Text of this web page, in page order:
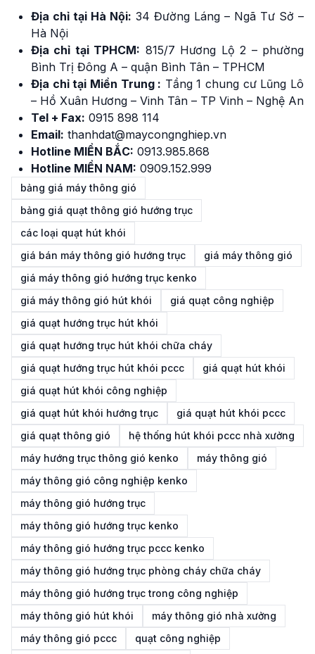
Địa chỉ tại Hà Nội: 34 Đường Láng – Ngã Tư Sở –
Hà Nội
Địa chỉ tại TPHCM: 815/7 Hương Lộ 2 – phường
Bình Trị Đông A – quận Bình Tân – TPHCM
Địa chỉ tại Miền Trung : Tầng 1 chung cư Lũng Lô
– Hồ Xuân Hương – Vinh Tân – TP Vinh – Nghệ An
Tel + Fax: 0915 898 114
Email: thanhdat@maycongnghiep.vn
Hotline MIỀN BẮC: 0913.985.868
Hotline MIỀN NAM: 0909.152.999
bảng giá máy thông gió
bảng giá quạt thông gió hướng trục
các loại quạt hút khói
giá bán máy thông gió hướng trục
giá máy thông gió
giá máy thông gió hướng trục kenko
giá máy thông gió hút khói
giá quạt công nghiệp
giá quạt hướng trục hút khói
giá quạt hướng trục hút khói chữa cháy
giá quạt hướng trục hút khói pccc
giá quạt hút khói
giá quạt hút khói công nghiệp
giá quạt hút khói hướng trục
giá quạt hút khói pccc
giá quạt thông gió
hệ thống hút khói pccc nhà xưởng
máy hướng trục thông gió kenko
máy thông gió
máy thông gió công nghiệp kenko
máy thông gió hướng trục
máy thông gió hướng trục kenko
máy thông gió hướng trục pccc kenko
máy thông gió hướng trục phòng cháy chữa cháy
máy thông gió hướng trục trong công nghiệp
máy thông gió hút khói
máy thông gió nhà xưởng
máy thông gió pccc
quạt công nghiệp